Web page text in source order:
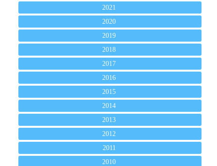
2021
2020
2019
2018
2017
2016
2015
2014
2013
2012
2011
2010